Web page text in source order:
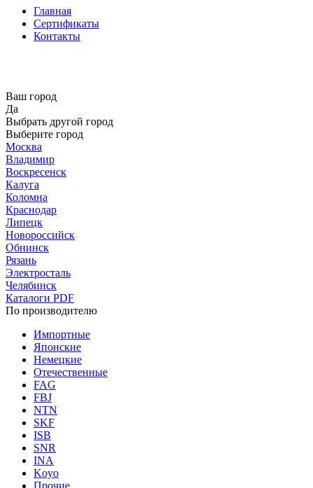
Главная
Сертификаты
Контакты
Ваш город
Да
Выбрать другой город
Выберите город
Москва
Владимир
Воскресенск
Калуга
Коломна
Краснодар
Липецк
Новороссийск
Обнинск
Рязань
Электросталь
Челябинск
Каталоги PDF
По производителю
Импортные
Японские
Немецкие
Отечественные
FAG
FBJ
NTN
SKF
ISB
SNR
INA
Koyo
Прочие